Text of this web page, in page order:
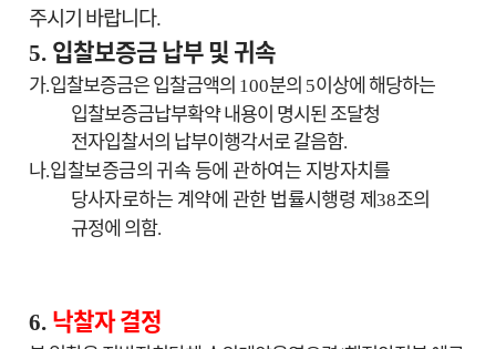
주시기 바랍니다.
5. 입찰보증금 납부 및 귀속
가.입찰보증금은 입찰금액의 100분의 5이상에 해당하는
입찰보증금납부확약 내용이 명시된 조달청
전자입찰서의 납부이행각서로 갈음함.
나.입찰보증금의 귀속 등에 관하여는 지방자치를
당사자로하는 계약에 관한 법률시행령 제38조의
규정에 의함.
6. 낙찰자 결정